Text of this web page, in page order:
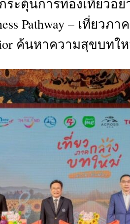
ACTIVITIES
&
ะตุ้นการท่องเที่ยวอย่
Pathway – เที่ยว
ค้นหาความสุขบทใ